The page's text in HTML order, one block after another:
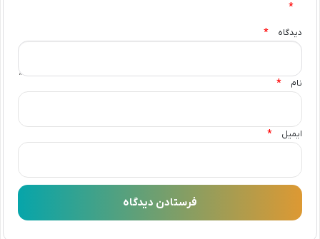
*
دیدگاه *
نام *
ایمیل *